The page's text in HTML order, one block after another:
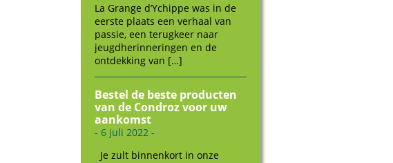
La Grange d’Ychippe was in de
eerste plaats een verhaal van
passie, een terugkeer naar
jeugdherinneringen en de
ontdekking van […]
Bestel de beste producten
van de Condroz voor uw
aankomst
- 6 juli 2022 -
Je zult binnenkort in onze